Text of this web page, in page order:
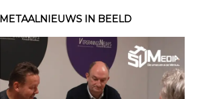
METAALNIEUWS IN BEELD